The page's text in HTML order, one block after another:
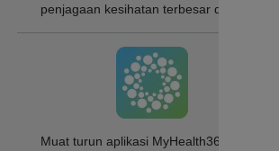
penjagaan kesihatan terbesar di dunia.
Muat turun aplikasi MyHealth360 untuk